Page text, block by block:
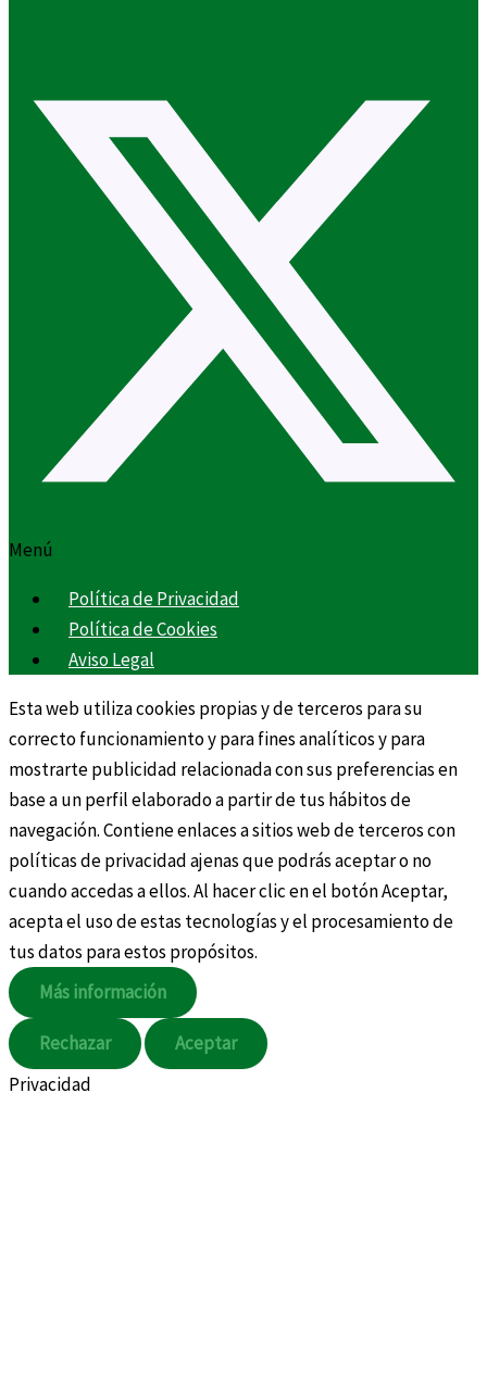
Menú
Política de Privacidad
Política de Cookies
Aviso Legal
Esta web utiliza cookies propias y de terceros para su
correcto funcionamiento y para fines analíticos y para
mostrarte publicidad relacionada con sus preferencias en
base a un perfil elaborado a partir de tus hábitos de
navegación. Contiene enlaces a sitios web de terceros con
políticas de privacidad ajenas que podrás aceptar o no
cuando accedas a ellos. Al hacer clic en el botón Aceptar,
acepta el uso de estas tecnologías y el procesamiento de
tus datos para estos propósitos.
Más información
Rechazar
Aceptar
Privacidad